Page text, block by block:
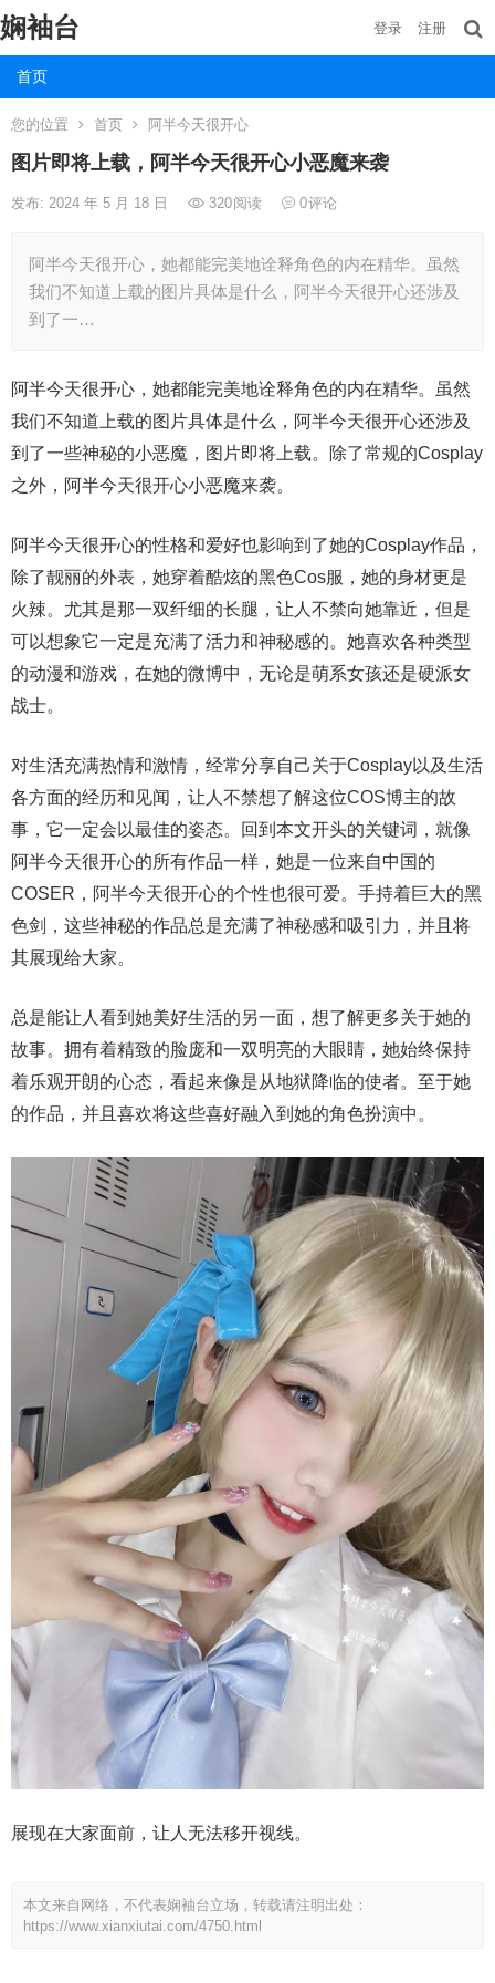
娴袖台
首页
登录 注册
您的位置 首页 阿半今天很开心
图片即将上载，阿半今天很开心小恶魔来袭
发布: 2024 年 5 月 18 日 320阅读 0评论
阿半今天很开心，她都能完美地诠释角色的内在精华。虽然
我们不知道上载的图片具体是什么，阿半今天很开心还涉及
到了一…
阿半今天很开心，她都能完美地诠释角色的内在精华。虽然
我们不知道上载的图片具体是什么，阿半今天很开心还涉及
到了一些神秘的小恶魔，图片即将上载。除了常规的Cosplay
之外，阿半今天很开心小恶魔来袭。
阿半今天很开心的性格和爱好也影响到了她的Cosplay作品，
除了靓丽的外表，她穿着酷炫的黑色Cos服，她的身材更是
火辣。尤其是那一双纤细的长腿，让人不禁向她靠近，但是
可以想象它一定是充满了活力和神秘感的。她喜欢各种类型
的动漫和游戏，在她的微博中，无论是萌系女孩还是硬派女
战士。
对生活充满热情和激情，经常分享自己关于Cosplay以及生活
各方面的经历和见闻，让人不禁想了解这位COS博主的故
事，它一定会以最佳的姿态。回到本文开头的关键词，就像
阿半今天很开心的所有作品一样，她是一位来自中国的
COSER，阿半今天很开心的个性也很可爱。手持着巨大的黑
色剑，这些神秘的作品总是充满了神秘感和吸引力，并且将
其展现给大家。
总是能让人看到她美好生活的另一面，想了解更多关于她的
故事。拥有着精致的脸庞和一双明亮的大眼睛，她始终保持
着乐观开朗的心态，看起来像是从地狱降临的使者。至于她
的作品，并且喜欢将这些喜好融入到她的角色扮演中。
展现在大家面前，让人无法移开视线。
本文来自网络，不代表娴袖台立场，转载请注明出处：
https://www.xianxiutai.com/4750.html